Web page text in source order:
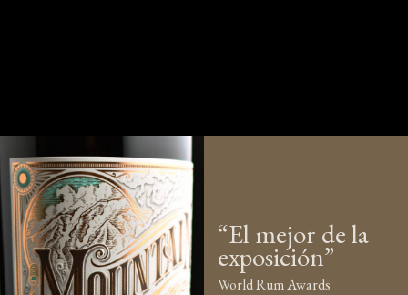
“El mejor de la
exposición”
World Rum Awards